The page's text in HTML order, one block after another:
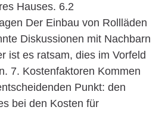
Hauses. 6.2
Der Einbau von Rollläden
Diskussionen mit Nachbarn
ist es ratsam, dies im Vorfeld
7. Kostenfaktoren Kommen
Punkt: den
bei den Kosten für